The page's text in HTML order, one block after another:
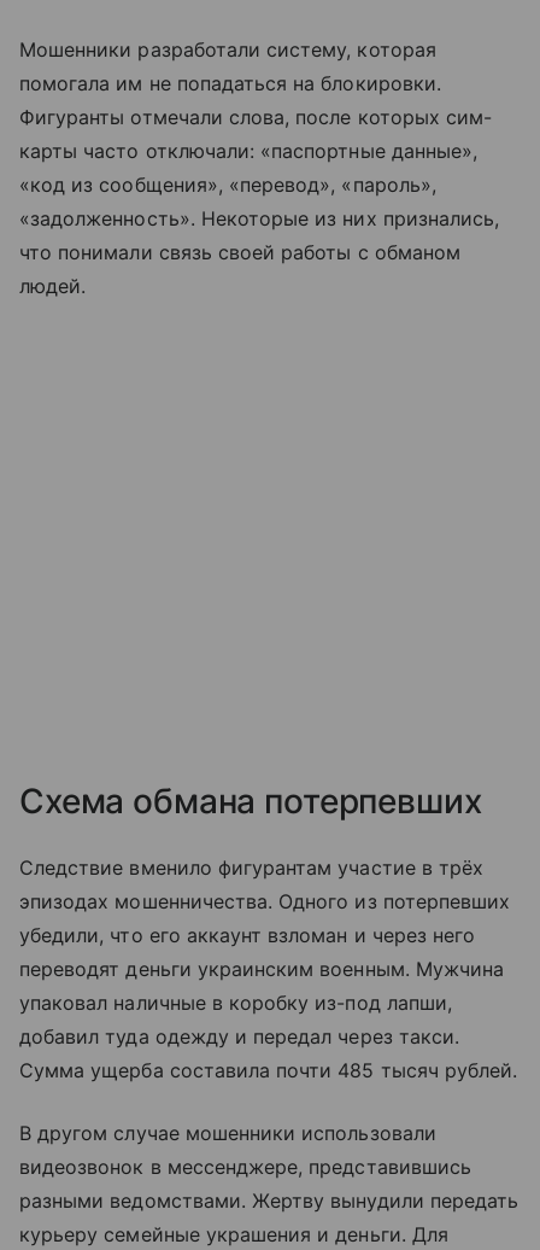
Мошенники разработали систему, которая
помогала им не попадаться на блокировки.
Фигуранты отмечали слова, после которых сим-
карты часто отключали: «паспортные данные»,
«код из сообщения», «перевод», «пароль»,
«задолженность». Некоторые из них признались,
что понимали связь своей работы с обманом
людей.
Схема обмана потерпевших
Следствие вменило фигурантам участие в трёх
эпизодах мошенничества. Одного из потерпевших
убедили, что его аккаунт взломан и через него
переводят деньги украинским военным. Мужчина
упаковал наличные в коробку из-под лапши,
добавил туда одежду и передал через такси.
Сумма ущерба составила почти 485 тысяч рублей.
В другом случае мошенники использовали
видеозвонок в мессенджере, представившись
разными ведомствами. Жертву вынудили передать
курьеру семейные украшения и деньги. Для